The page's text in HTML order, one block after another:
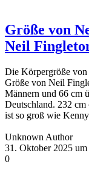
Größe von
Neil
Die Körpergröße
Größe von Neil
Männern und 66 cm
Deutschland. 232
ist so groß wie
Unknown Author
31. Oktober 2025
0